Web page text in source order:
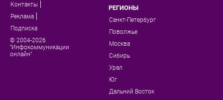
Контакты
Реклама
Подписка
© 2004-2026
"Инфокоммуникации
онлайн"
РЕГИОНЫ
Санкт-Петербург
Поволжье
Москва
Сибирь
Урал
Юг
Дальний Восток